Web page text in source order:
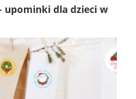
- upominki dla dzieci w